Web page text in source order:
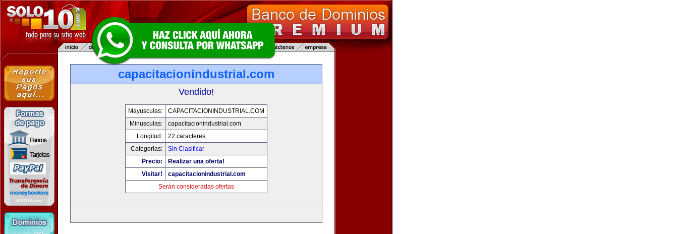
capacitacionindustrial.com
Vendido!
Mayusculas:
CAPACITACIONINDUSTRIAL.COM
Minusculas:
capacitacionindustrial.com
Longitud:
22 caracteres
Categorias:
Sin Clasificar
Precio:
Realizar una oferta!
Visitar!
capacitacionindustrial.com
Serán consideradas ofertas